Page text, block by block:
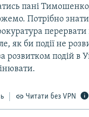
пані
Потрібно
як би події не
розвитком подій в
Читати без VPN